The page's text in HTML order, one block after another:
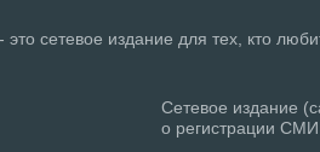
это сетевое издание для тех, кто
Сетевое издание
о регистрации